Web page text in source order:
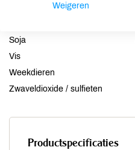
Soja
Vis
Weekdieren
Zwaveldioxide / sulfieten
Productspecificaties
Weigeren